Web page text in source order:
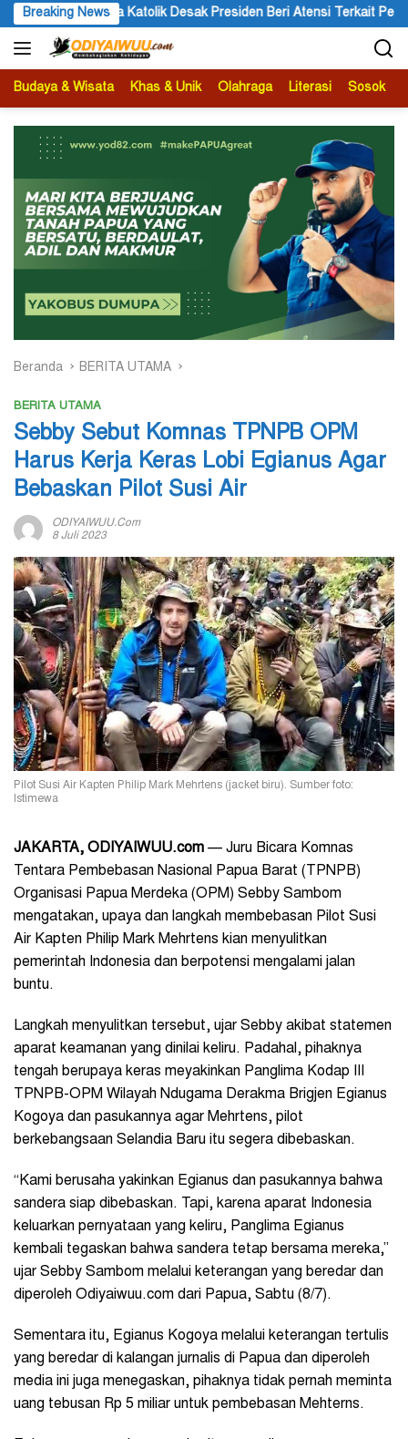
Langsung
ke
konten
Breaking News
Desak Presiden Beri Atensi Terkait Peristiwa yang Menimpa
Budaya & Wisata Khas & Unik Olahraga Literasi Sosok
Beranda BERITA UTAMA
BERITA UTAMA
Sebby Sebut Komnas TPNPB OPM
Harus Kerja Keras Lobi Egianus Agar
Bebaskan Pilot Susi Air
ODIYAIWUU.com
8 Juli 2023
Pilot Susi Air Kapten Philip Mark Mehrtens (jacket biru). Sumber foto:
Istimewa
JAKARTA, ODIYAIWUU.com — Juru Bicara Komnas
Tentara Pembebasan Nasional Papua Barat (TPNPB)
Organisasi Papua Merdeka (OPM) Sebby Sambom
mengatakan, upaya dan langkah membebasan Pilot Susi
Air Kapten Philip Mark Mehrtens kian menyulitkan
pemerintah Indonesia dan berpotensi mengalami jalan
buntu.
Langkah menyulitkan tersebut, ujar Sebby akibat statemen
aparat keamanan yang dinilai keliru. Padahal, pihaknya
tengah berupaya keras meyakinkan Panglima Kodap III
TPNPB-OPM Wilayah Ndugama Derakma Brigjen Egianus
Kogoya dan pasukannya agar Mehrtens, pilot
berkebangsaan Selandia Baru itu segera dibebaskan.
“Kami berusaha yakinkan Egianus dan pasukannya bahwa
sandera siap dibebaskan. Tapi, karena aparat Indonesia
keluarkan pernyataan yang keliru, Panglima Egianus
kembali tegaskan bahwa sandera tetap bersama mereka,”
ujar Sebby Sambom melalui keterangan yang beredar dan
diperoleh Odiyaiwuu.com dari Papua, Sabtu (8/7).
Sementara itu, Egianus Kogoya melalui keterangan tertulis
yang beredar di kalangan jurnalis di Papua dan diperoleh
media ini juga menegaskan, pihaknya tidak pernah meminta
uang tebusan Rp 5 miliar untuk pembebasan Mehterns.